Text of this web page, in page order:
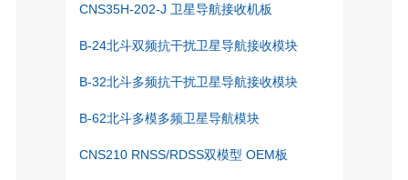
CNS35H-202-J 卫星导航接收机板
B-24北斗双频抗干扰卫星导航接收模块
B-32北斗多频抗干扰卫星导航接收模块
B-62北斗多模多频卫星导航模块
CNS210 RNSS/RDSS双模型 OEM板